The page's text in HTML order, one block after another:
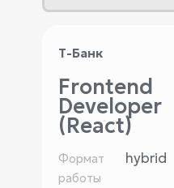
Т-Банк
Frontend
Developer
(React)
Формат
работы
hybrid